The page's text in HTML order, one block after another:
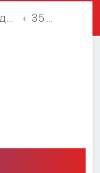
Города и регионы. 35 Вологодская область